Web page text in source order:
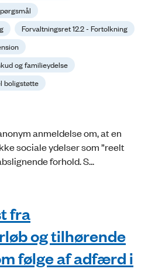
Forvaltningsret 12.2 - Fortolkning
og familieydelse
boligstøtte
anmeldelse om, at en
sociale ydelser som ”reelt
forhold. S...
fra
og tilhørende
følge af adfærd i